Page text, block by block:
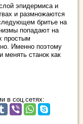
эпидермиса и
и размножаются
бритье на
попадают на
простым
Именно поэтому
менять станок как
в соц.сетях: